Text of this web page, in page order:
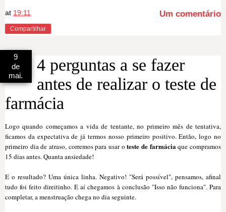
at 19:11 Um comentário
Compartilhar
9
de
mai.
4 perguntas a se fazer
antes de realizar o teste de
farmácia
Logo quando começamos a vida de tentante, no primeiro mês de tentativa,
ficamos da expectativa de já termos nosso primeiro positivo. Então, logo no
primeiro dia de atraso, corremos para usar o teste de farmáciaque compramos
15 dias antes. Quanta ansiedade!
E o resultado? Uma única linha. Negativo! "Será possível", pensamos, afinal
tudo foi feito direitinho. E aí chegamos à conclusão "Isso não funciona". Para
completar, a menstruação chega no dia seguinte.